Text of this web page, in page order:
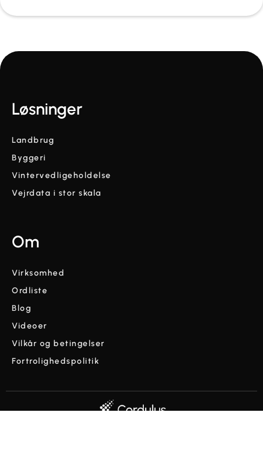
Løsninger
Landbrug
Byggeri
Vintervedligeholdelse
Vejrdata i stor skala
Om
Virksomhed
Ordliste
Blog
Videoer
Vilkår og betingelser
Fortrolighedspolitik